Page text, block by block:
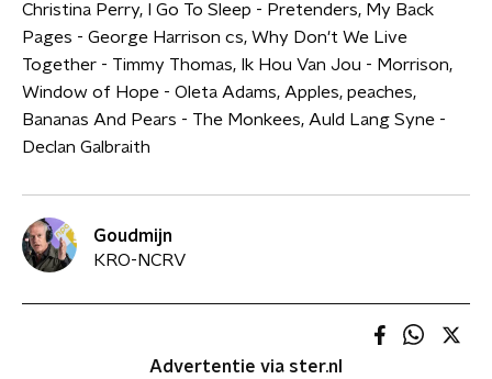
Christina Perry, I Go To Sleep - Pretenders, My Back
Pages - George Harrison cs, Why Don't We Live
Together - Timmy Thomas, Ik Hou Van Jou - Morrison,
Window of Hope - Oleta Adams, Apples, peaches,
Bananas And Pears - The Monkees, Auld Lang Syne -
Declan Galbraith
Goudmijn
KRO-NCRV
Advertentie via ster.nl